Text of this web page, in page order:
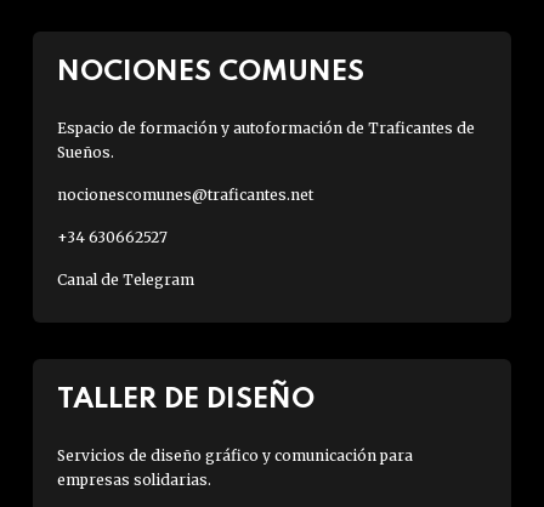
NOCIONES COMUNES
Espacio de formación y autoformación de Traficantes de
Sueños.
nocionescomunes@traficantes.net
+34 630662527
Canal de Telegram
TALLER DE DISEÑO
Servicios de diseño gráfico y comunicación para
empresas solidarias.